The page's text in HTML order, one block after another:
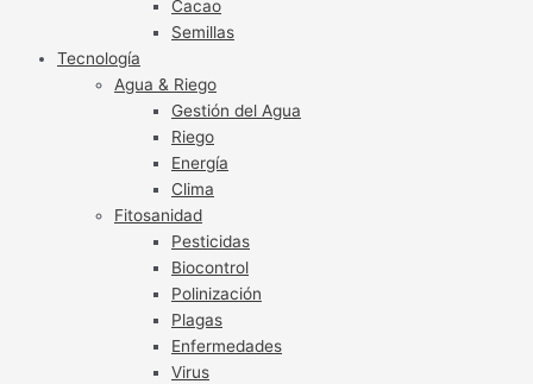
Cacao
Semillas
Tecnología
Agua & Riego
Gestión del Agua
Riego
Energía
Clima
Fitosanidad
Pesticidas
Biocontrol
Polinización
Plagas
Enfermedades
Virus